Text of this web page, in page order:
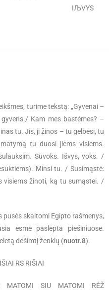
IЉVYS
turime tekstą: „Gyvenai –
Kam mes bastėmes? –
tu. Jis, ji žinos – tu gelbėsi, tu
tu duosi jiems visiems.
Suvoks. Išvys, voks. /
Minsi tu. / Susimąstė:
visiems žinoti, ką tu sumąstei. /
skaitomi Egipto rašmenys,
esmė paslėpta piešiniuose.
dešimtį ženklų (nuotr.8).
RS RIŠIAI
MATOMI SIU MATOMI RĖŽ